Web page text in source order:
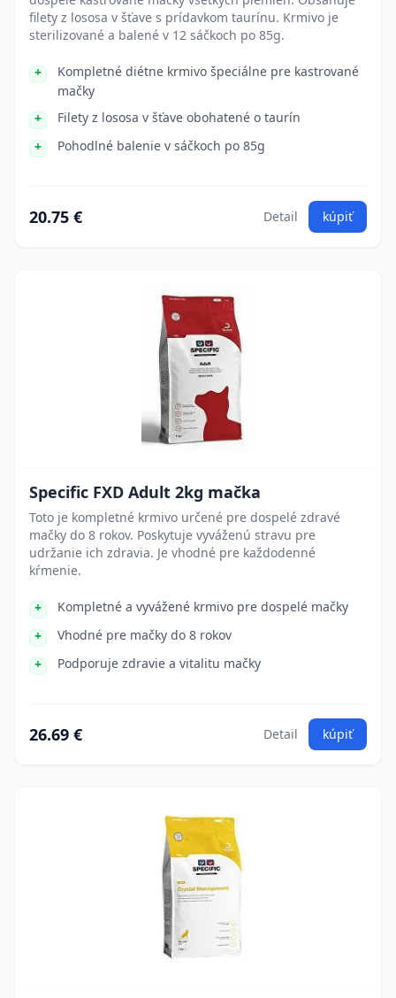
filety z lososa v šťave s prídavkom taurínu. Krmivo je
sterilizované a balené v 12 sáčkoch po 85g.
Kompletné diétne krmivo špeciálne pre kastrované
mačky
Filety z lososa v šťave obohatené o taurín
Pohodlné balenie v sáčkoch po 85g
20.75 € Detail kúpiť
Specific FXD Adult 2kg mačka
Toto je kompletné krmivo určené pre dospelé zdravé
mačky do 8 rokov. Poskytuje vyváženú stravu pre
udržanie ich zdravia. Je vhodné pre každodenné
kŕmenie.
Kompletné a vyvážené krmivo pre dospelé mačky
Vhodné pre mačky do 8 rokov
Podporuje zdravie a vitalitu mačky
26.69 € Detail kúpiť